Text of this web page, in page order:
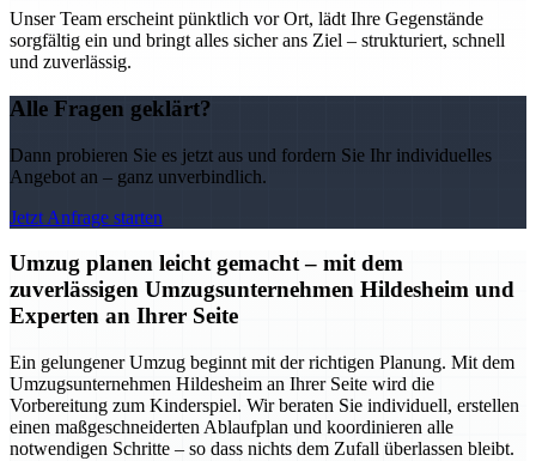
Unser Team erscheint pünktlich vor Ort, lädt Ihre Gegenstände
sorgfältig ein und bringt alles sicher ans Ziel – strukturiert, schnell
und zuverlässig.
Alle Fragen geklärt?
Dann probieren Sie es jetzt aus und fordern Sie Ihr individuelles
Angebot an – ganz unverbindlich.
Jetzt Anfrage starten
Umzug planen leicht gemacht – mit dem
zuverlässigen Umzugsunternehmen Hildesheim und
Experten an Ihrer Seite
Ein gelungener Umzug beginnt mit der richtigen Planung. Mit dem
Umzugsunternehmen Hildesheim an Ihrer Seite wird die
Vorbereitung zum Kinderspiel. Wir beraten Sie individuell, erstellen
einen maßgeschneiderten Ablaufplan und koordinieren alle
notwendigen Schritte – so dass nichts dem Zufall überlassen bleibt.